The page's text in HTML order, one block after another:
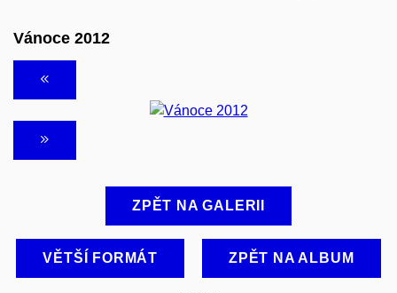
Vánoce 2012
ZPĚT NA GALERII
VĚTŠÍ FORMÁT ZPĚT NA ALBUM